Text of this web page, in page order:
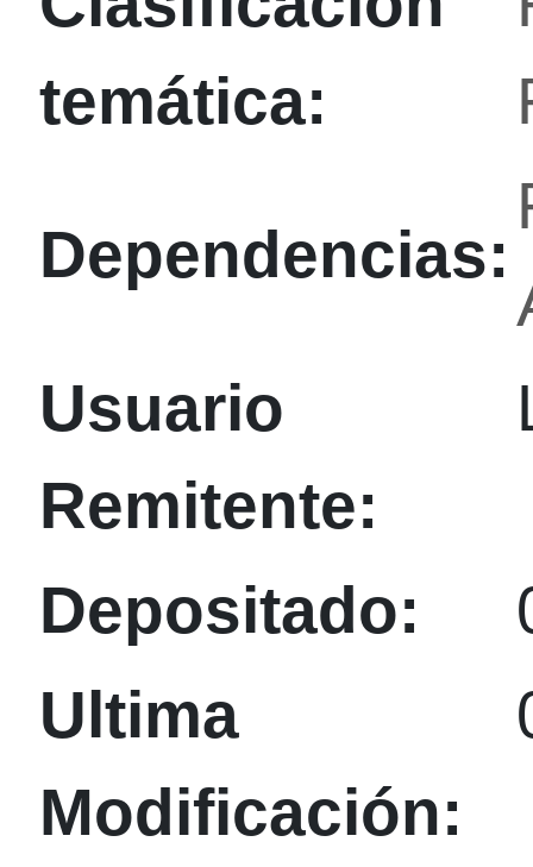
temática:
Dependencias:
Usuario
Remitente:
Depositado:
Ultima
Modificación: